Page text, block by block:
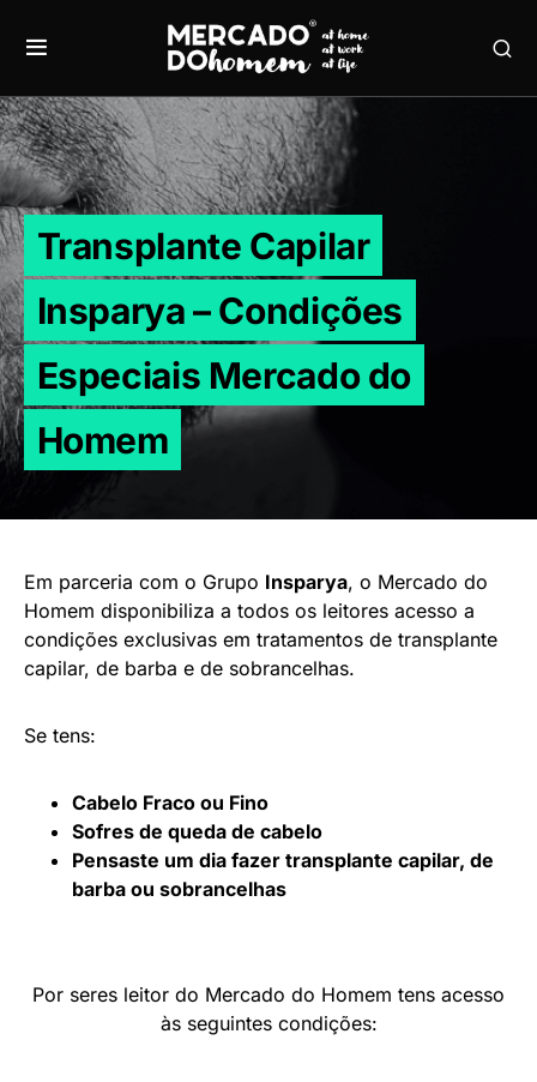
Transplante Capilar
Insparya – Condições
Especiais Mercado do
Homem
Em parceria com o Grupo Insparya, o Mercado do
Homem disponibiliza a todos os leitores acesso a
condições exclusivas em tratamentos de transplante
capilar, de barba e de sobrancelhas.
Se tens:
Cabelo Fraco ou Fino
Sofres de queda de cabelo
Pensaste um dia fazer transplante capilar, de
barba ou sobrancelhas
Por seres leitor do Mercado do Homem tens acesso
às seguintes condições: